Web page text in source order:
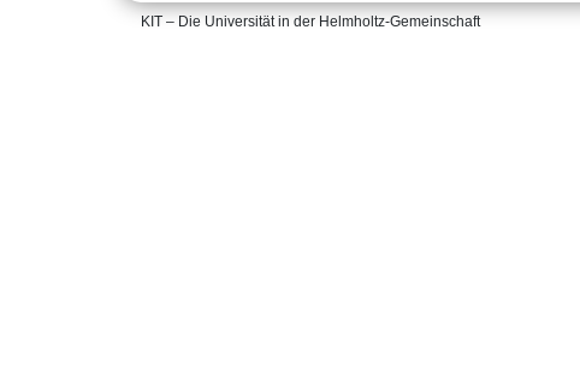
KIT – Die Universität in der Helmholtz-Gemeinschaft